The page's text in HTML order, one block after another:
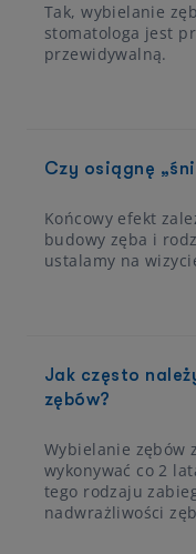
Tak, wybielanie
stomatologa jest
przewidywalną.
Czy osiągnę
Końcowy efekt
budowy zęba i
ustalamy na
Jak często
zębów?
Wybielanie zębów
wykonywać co 2
tego rodzaju
nadwrażliwości